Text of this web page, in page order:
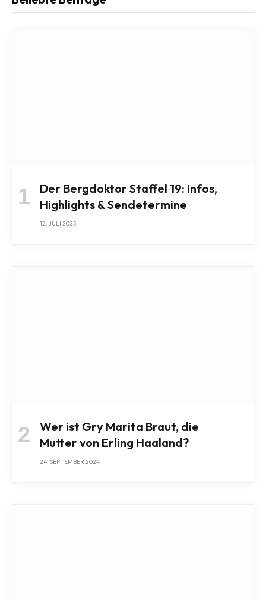
Der Bergdoktor Staffel 19: Infos,
Highlights & Sendetermine
12. JULI 2025
Wer ist Gry Marita Braut, die
Mutter von Erling Haaland?
24. SEPTEMBER 2024